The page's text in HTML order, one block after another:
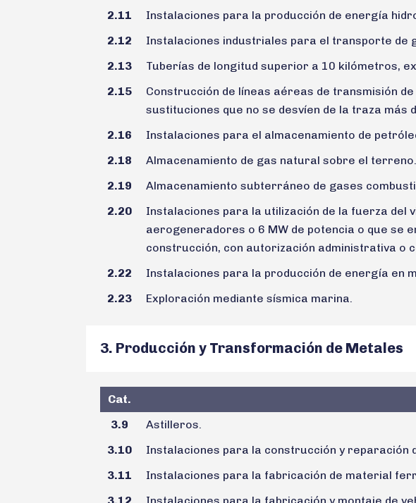
2.11
Instalaciones para la producción de energía
2.12
Instalaciones industriales para el transporte de
2.13
Tuberías de longitud superior a 10 kilómetros,
2.15
Construcción de líneas aéreas de transmisión
sustituciones que no se desvíen de la traza más
2.16
Instalaciones para el almacenamiento de
2.18
Almacenamiento de gas natural sobre el
2.19
Almacenamiento subterráneo de gases
2.20
Instalaciones para la utilización de la fuerza del
aerogeneradores o 6 MW de potencia o que se
construcción, con autorización administrativa o
2.22
Instalaciones para la producción de energía en
2.23
Exploración mediante sísmica marina.
3. Producción y Transformación de Metales
Cat.
3.9
Astilleros.
3.10
Instalaciones para la construcción y reparación
3.11
Instalaciones para la fabricación de material